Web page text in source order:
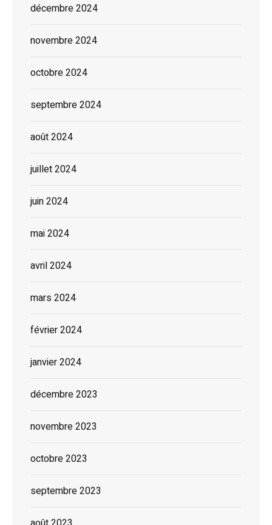
décembre 2024
novembre 2024
octobre 2024
septembre 2024
août 2024
juillet 2024
juin 2024
mai 2024
avril 2024
mars 2024
février 2024
janvier 2024
décembre 2023
novembre 2023
octobre 2023
septembre 2023